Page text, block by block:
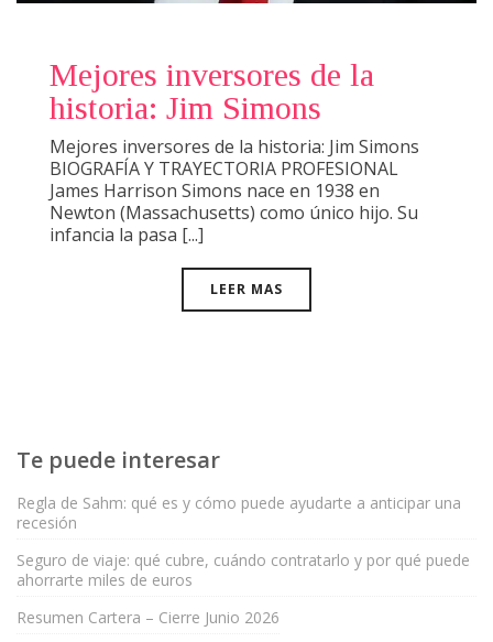
Mejores inversores de la
historia: Jim Simons
Mejores inversores de la historia: Jim Simons
BIOGRAFÍA Y TRAYECTORIA PROFESIONAL
James Harrison Simons nace en 1938 en
Newton (Massachusetts) como único hijo. Su
infancia la pasa [...]
LEER MAS
Te puede interesar
Regla de Sahm: qué es y cómo puede ayudarte a anticipar una
recesión
Seguro de viaje: qué cubre, cuándo contratarlo y por qué puede
ahorrarte miles de euros
Resumen Cartera – Cierre Junio 2026